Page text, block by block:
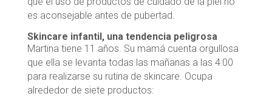
es aconsejable antes de pubertad.
Skincare infantil, una tendencia peligrosa
Martina tiene 11 años. Su mamá cuenta orgullosa
que ella se levanta todas las mañanas a las 4:00
para realizarse su rutina de skincare. Ocupa
alrededor de siete productos: